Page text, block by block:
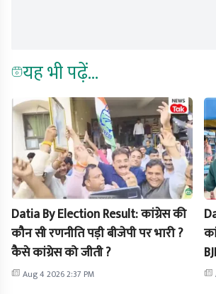
यह भी पढ़ें...
Datia By Election Result: कांग्रेस की
कौन सी रणनीति पड़ी बीजेपी पर भारी ?
कैसे कांग्रेस को जीती ?
Aug 4 2026 2:37 PM